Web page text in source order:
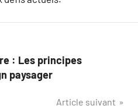
: Les principes
paysager
Article suivant